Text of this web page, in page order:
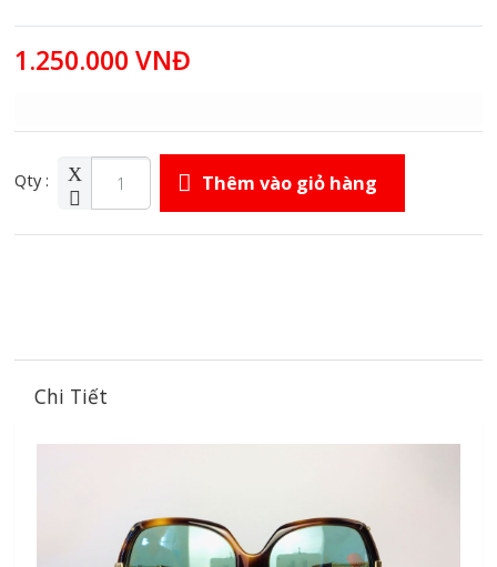
1.250.000 VNĐ
Qty : Thêm vào giỏ hàng
Chi Tiết